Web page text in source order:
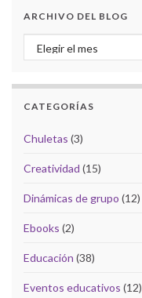
ARCHIVO DEL BLOG
Archivo del Blog
CATEGORÍAS
Chuletas (3)
Creatividad (15)
Dinámicas de grupo (12)
Ebooks (2)
Educación (38)
Eventos educativos (12)